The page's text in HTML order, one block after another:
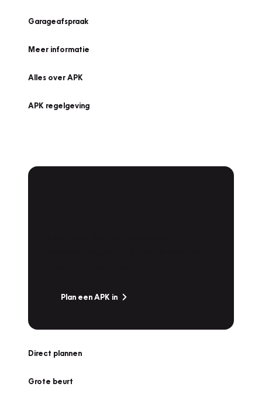
Garageafspraak
Meer informatie
Alles over APK
APK regelgeving
Plan een APK in
Direct plannen
Grote beurt